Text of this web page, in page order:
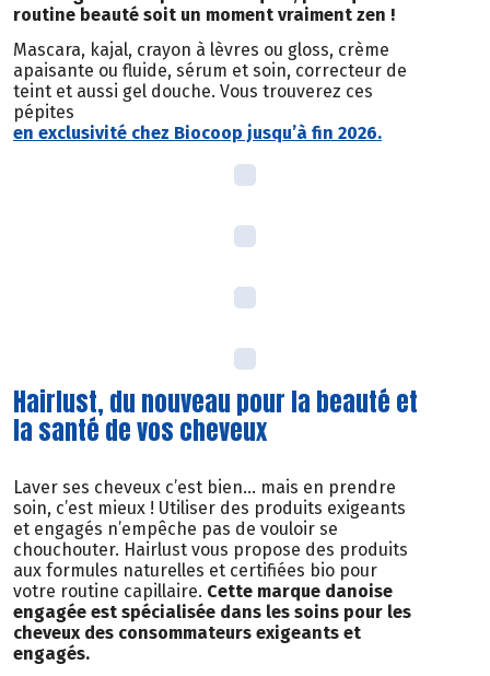
routine beauté soit un moment vraiment zen !
Mascara, kajal, crayon à lèvres ou gloss, crème
apaisante ou fluide, sérum et soin, correcteur de
teint et aussi gel douche. Vous trouverez ces
pépites
en exclusivité chez Biocoop jusqu’à fin 2026.
Hairlust, du nouveau pour la beauté et
la santé de vos cheveux
Laver ses cheveux c’est bien… mais en prendre
soin, c’est mieux ! Utiliser des produits exigeants
et engagés n’empêche pas de vouloir se
chouchouter. Hairlust vous propose des produits
aux formules naturelles et certifiées bio pour
votre routine capillaire. Cette marque danoise
engagée est spécialisée dans les soins pour les
cheveux des consommateurs exigeants et
engagés.